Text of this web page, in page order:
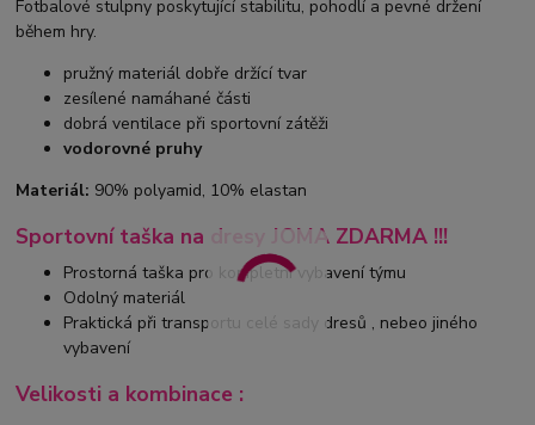
Fotbalové stulpny poskytující stabilitu, pohodlí a pevné držení
během hry.
pružný materiál dobře držící tvar
zesílené namáhané části
dobrá ventilace při sportovní zátěži
vodorovné pruhy
Materiál: 90% polyamid, 10% elastan
Sportovní taška na dresy JOMA ZDARMA !!!
Prostorná taška pro kompletní vybavení týmu
Odolný materiál
Praktická při transportu celé sady dresů , nebeo jiného
vybavení
Velikosti a kombinace :